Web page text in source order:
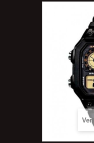
Ver